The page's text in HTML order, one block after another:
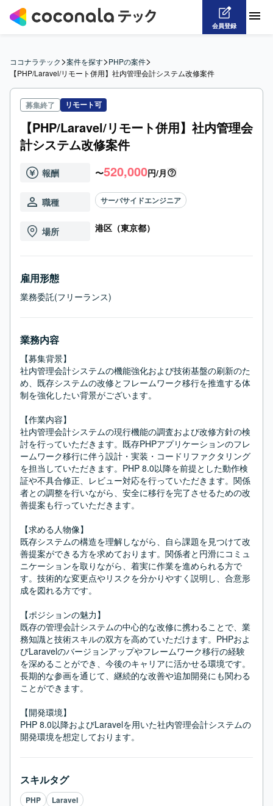
会員登録
ココナラテック>案件を探す>PHPの案件>
【PHP/Laravel/リモート併用】社内管理会計システム改修案件
募集終了 リモート可
【PHP/Laravel/リモート併用】社内管理会
計システム改修案件
報酬 〜520,000円/月
職種 サーバサイドエンジニア
場所 港区（東京都）
雇用形態
業務委託(フリーランス)
業務内容
【募集背景】
社内管理会計システムの機能強化および技術基盤の刷新のた
め、既存システムの改修とフレームワーク移行を推進する体
制を強化したい背景がございます。
【作業内容】
社内管理会計システムの現行機能の調査および改修方針の検
討を行っていただきます。既存PHPアプリケーションのフレ
ームワーク移行に伴う設計・実装・コードリファクタリング
を担当していただきます。PHP 8.0以降を前提とした動作検
証や不具合修正、レビュー対応を行っていただきます。関係
者との調整を行いながら、安全に移行を完了させるための改
善提案も行っていただきます。
【求める人物像】
既存システムの構造を理解しながら、自ら課題を見つけて改
善提案ができる方を求めております。関係者と円滑にコミュ
ニケーションを取りながら、着実に作業を進められる方で
す。技術的な変更点やリスクを分かりやすく説明し、合意形
成を図れる方です。
【ポジションの魅力】
既存の管理会計システムの中心的な改修に携わることで、業
務知識と技術スキルの双方を高めていただけます。PHPおよ
びLaravelのバージョンアップやフレームワーク移行の経験
を深めることができ、今後のキャリアに活かせる環境です。
長期的な参画を通じて、継続的な改善や追加開発にも関わる
ことができます。
【開発環境】
PHP 8.0以降およびLaravelを用いた社内管理会計システムの
開発環境を想定しております。
スキルタグ
PHP Laravel